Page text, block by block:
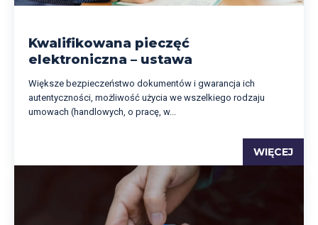
Kwalifikowana pieczęć
elektroniczna – ustawa
Większe bezpieczeństwo dokumentów i gwarancja ich
autentyczności, możliwość użycia we wszelkiego rodzaju
umowach (handlowych, o pracę, w...
WIĘCEJ